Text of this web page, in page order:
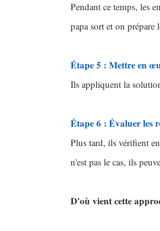
Pendant ce temps, les
papa sort et on prépare
Étape 5 : Mettre en
Ils appliquent la
Étape 6 : Évaluer les
Plus tard, ils vérifient
n'est pas le cas, ils
D'où vient cette